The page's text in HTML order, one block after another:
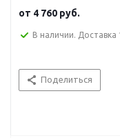
от 4 760 руб.
В наличии. Доставка
Поделиться